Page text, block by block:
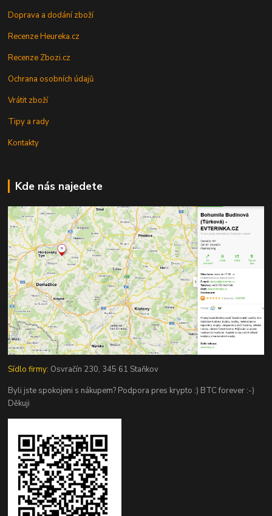
Doprava a dodání zboží
Recenze Heureka.cz
Recenze Zbozi.cz
Ochrana osobních údajů
Vrátit zboží
Tipy a rady
Kontakty
Kde nás najedete
Sídlo firmy: Osvračín 230, 345 61 Staňkov
Byli jste spokojeni s nákupem? Podpora pres krypto :) BTC forever :-)
Děkuji